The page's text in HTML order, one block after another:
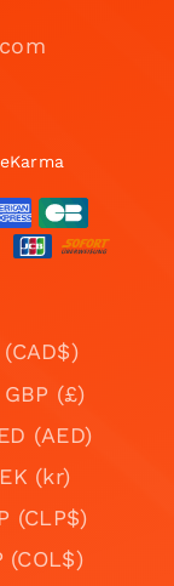
(CAD$)
GBP (£)
(AED)
(kr)
(CLP$)
(COL$)